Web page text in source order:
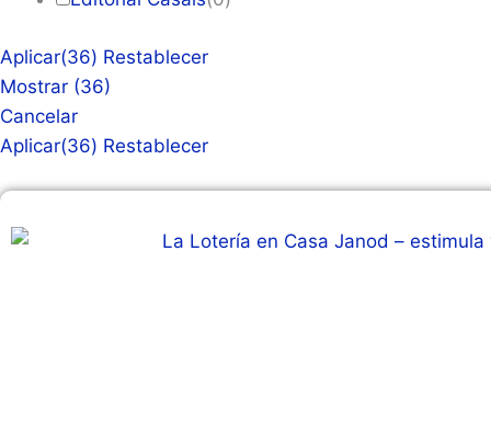
Aplicar(36) Restablecer
Mostrar (36)
Cancelar
Aplicar(36) Restablecer